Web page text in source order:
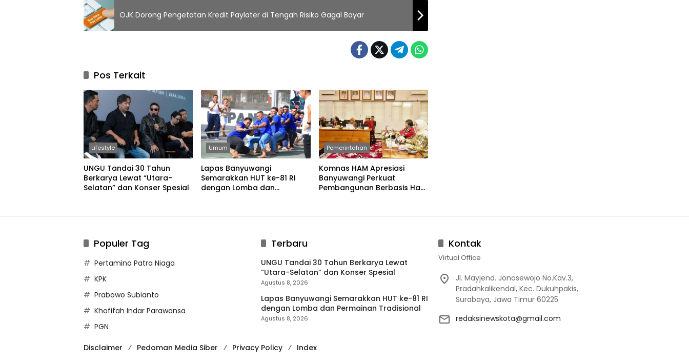
OJK Dorong Pengetatan Kredit Paylater di Tengah Risiko Gagal Bayar
Pos Terkait
Lifestyle
UNGU Tandai 30 Tahun
Berkarya Lewat “Utara-
Selatan” dan Konser Spesial
Umum
Lapas Banyuwangi
Semarakkan HUT ke-81 RI
dengan Lomba dan
Pemerintahan
Komnas HAM Apresiasi
Banyuwangi Perkuat
Pembangunan Berbasis Hak
Populer Tag
Pertamina Patra Niaga
KPK
Prabowo Subianto
Khofifah Indar Parawansa
PGN
Terbaru
UNGU Tandai 30 Tahun Berkarya Lewat
“Utara-Selatan” dan Konser Spesial
Agustus 8, 2026
Lapas Banyuwangi Semarakkan HUT ke-81 RI
dengan Lomba dan Permainan Tradisional
Agustus 8, 2026
Kontak
Virtual Office
Jl. Mayjend. Jonosewojo No.Kav.3,
Pradahkalikendal, Kec. Dukuhpakis,
Surabaya, Jawa Timur 60225
redaksinewskota@gmail.com
Disclaimer Pedoman Media Siber Privacy Policy
Index